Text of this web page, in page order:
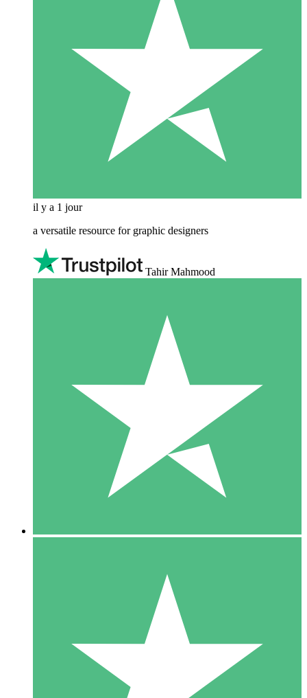
il y a 1 jour
a versatile resource for graphic designers
Tahir Mahmood